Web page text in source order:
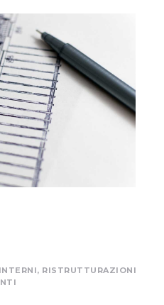
, RISTRUTTURAZIONI